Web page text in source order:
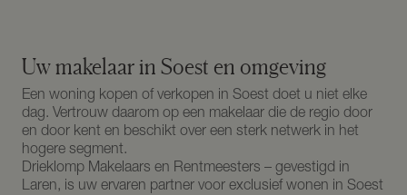
Uw makelaar in Soest en omgeving
Een woning kopen of verkopen in Soest doet u niet elke
dag. Vertrouw daarom op een makelaar die de regio door
en door kent en beschikt over een sterk netwerk in het
hogere segment.
Drieklomp Makelaars en Rentmeesters – gevestigd in
Laren, is uw ervaren partner voor exclusief wonen in Soest